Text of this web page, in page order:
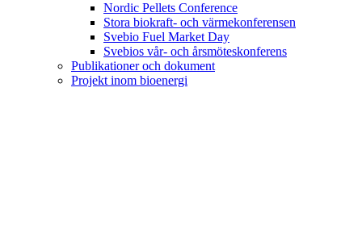
Nordic Pellets Conference
Stora biokraft- och värmekonferensen
Svebio Fuel Market Day
Svebios vår- och årsmöteskonferens
Publikationer och dokument
Projekt inom bioenergi